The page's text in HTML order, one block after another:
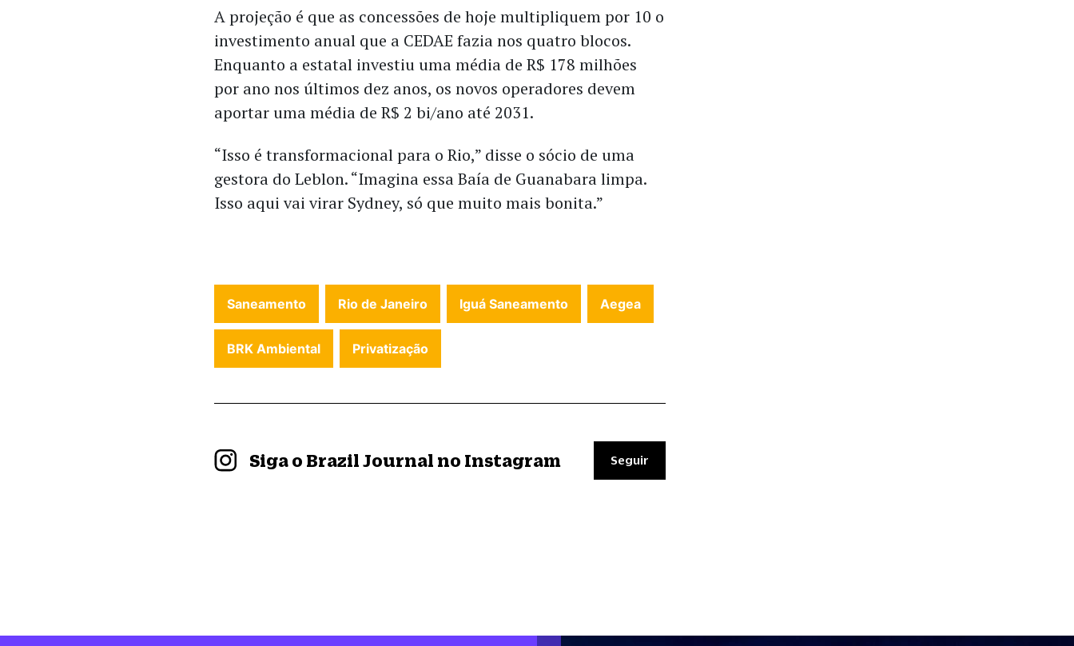
A projeção é que as concessões de hoje multipliquem por 10 o
investimento anual que a CEDAE fazia nos quatro blocos.
Enquanto a estatal investiu uma média de R$ 178 milhões
por ano nos últimos dez anos, os novos operadores devem
aportar uma média de R$ 2 bi/ano até 2031.
“Isso é transformacional para o Rio,” disse o sócio de uma
gestora do Leblon. “Imagina essa Baía de Guanabara limpa.
Isso aqui vai virar Sydney, só que muito mais bonita.”
Saneamento Rio de Janeiro Iguá Saneamento Aegea
BRK Ambiental Privatização
Siga o Brazil Journal no Instagram Seguir